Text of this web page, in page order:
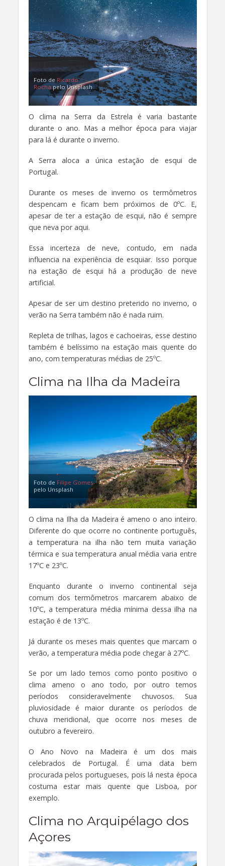
Foto deRicardo
Rocha pelo Unsplash
O clima na Serra da Estrela é varia bastante
durante o ano. Mas a melhor época para viajar
para lá é durante o inverno.
A Serra aloca a única estação de esqui de
Portugal.
Durante os meses de inverno os termômetros
despencam e ficam bem próximos de 0ºC. E,
apesar de ter a estação de esqui, não é sempre
que neva por aqui.
Essa incerteza de neve, contudo, em nada
influencia na experiência de esquiar. Isso porque
na estação de esqui há a produção de neve
artificial.
Apesar de ser um destino preterido no inverno, o
verão na Serra também não é nada ruim.
Repleta de trilhas, lagos e cachoeiras, esse destino
também é belíssimo na estação mais quente do
ano, com temperaturas médias de 25ºC.
Clima na Ilha da Madeira
Foto de Filipe Gomes
pelo Unsplash
O clima na Ilha da Madeira é ameno o ano inteiro.
Diferente do que ocorre no continente português,
a temperatura na ilha não tem muita variação
térmica e sua temperatura anual média varia entre
17ºC e 23ºC.
Enquanto durante o inverno continental seja
comum dos termômetros marcarem abaixo de
10ºC, a temperatura média mínima dessa ilha na
estação é de 13ºC.
Já durante os meses mais quentes que marcam o
verão, a temperatura média pode chegar à 27ºC.
Se por um lado temos como ponto positivo o
clima ameno o ano todo, por outro temos
períodos consideravelmente chuvosos. Sua
pluviosidade é maior durante os períodos de
chuva meridional, que ocorre nos meses de
outubro a fevereiro.
O Ano Novo na Madeira é um dos mais
celebrados de Portugal. É uma data bem
procurada pelos portugueses, pois lá nesta época
costuma estar mais quente que Lisboa, por
exemplo.
Clima no Arquipélago dos
Açores